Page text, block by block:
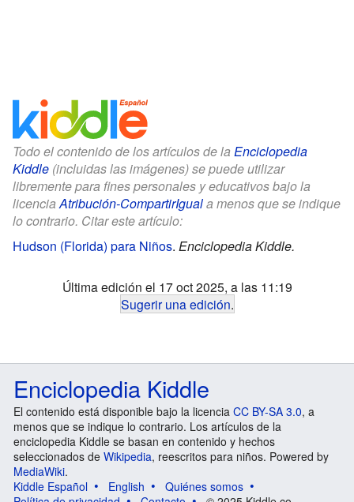
Todo el contenido de los artículos de la Enciclopedia
Kiddle (incluidas las imágenes) se puede utilizar
libremente para fines personales y educativos bajo la
licenciaAtribución-CompartirIguala menos que se indique
lo contrario. Citar este artículo:
Hudson (Florida) para Niños. Enciclopedia Kiddle.
Última edición el 17 oct 2025, a las 11:19
Sugerir una edición.
Enciclopedia Kiddle
El contenido está disponible bajo la licencia CC BY-SA 3.0, a
menos que se indique lo contrario. Los artículos de la
enciclopedia Kiddle se basan en contenido y hechos
seleccionados de Wikipedia, reescritos para niños. Powered by
MediaWiki.
Kiddle Español
English
Quiénes somos